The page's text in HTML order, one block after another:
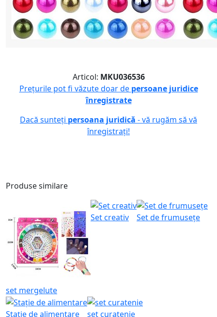
Articol: MKU036536
Prețurile pot fi văzute doar de persoane juridice
înregistrate
Dacă sunteți persoana juridică - vă rugăm să vă
înregistrați!
Produse similare
set mergelute
Set creativ Set de frumusețe
Stație de alimentare set curatenie